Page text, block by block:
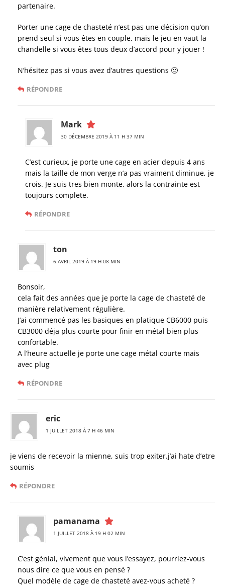
partenaire.
Porter une cage de chasteté n’est pas une décision qu’on
prend seul si vous êtes en couple, mais le jeu en vaut la
chandelle si vous êtes tous deux d’accord pour y jouer !
N’hésitez pas si vous avez d’autres questions 🙂
RÉPONDRE
Mark
30 DÉCEMBRE 2019 À 11 H 37 MIN
C’est curieux, je porte une cage en acier depuis 4 ans
mais la taille de mon verge n’a pas vraiment diminue, je
crois. Je suis tres bien monte, alors la contrainte est
toujours complete.
RÉPONDRE
ton
6 AVRIL 2019 À 19 H 08 MIN
Bonsoir,
cela fait des années que je porte la cage de chasteté de
manière relativement régulière.
J’ai commencé pas les basiques en platique CB6000 puis
CB3000 déja plus courte pour finir en métal bien plus
confortable.
A l’heure actuelle je porte une cage métal courte mais
avec plug
RÉPONDRE
eric
1 JUILLET 2018 À 7 H 46 MIN
je viens de recevoir la mienne, suis trop exiter.j’ai hate d’etre
soumis
RÉPONDRE
pamanama
1 JUILLET 2018 À 19 H 02 MIN
C’est génial, vivement que vous l’essayez, pourriez-vous
nous dire ce que vous en pensé ?
Quel modèle de cage de chasteté avez-vous acheté ?